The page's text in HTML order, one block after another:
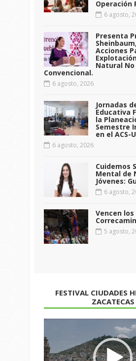
Operación
6 agosto,
Presenta
Acciones
Natural No
Convencional.
6 agosto, 2026
Jornadas
Educativa
la
Semestre
en el ACS-
6 agosto, 2026
Cuidemos
Mental de
Jóvenes:
6 agosto,
Vencen
5 agosto,
FESTIVAL CIUDADES
ZACATECAS
de
vídeo